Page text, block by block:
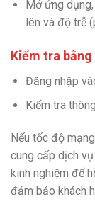
Mở ứng
lên và độ trễ
Kiểm tra
Đăng nhập
Kiểm tra
Nếu tốc độ
cung cấp dịch
kinh nghiệm để
đảm bảo khách